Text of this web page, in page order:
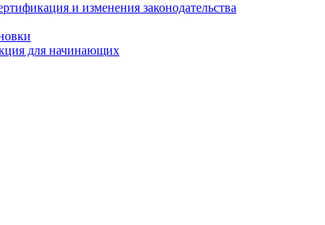
и изменения законодательства
для начинающих